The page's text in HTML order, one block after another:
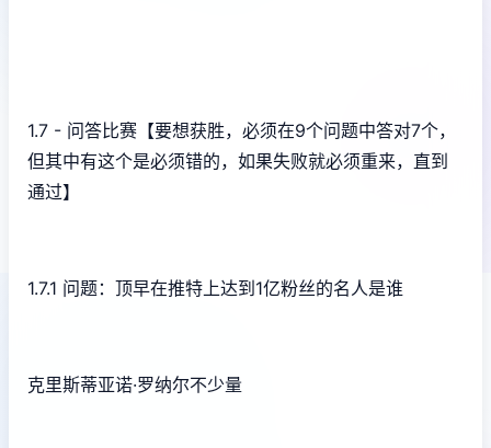
1.7 - 问答比赛【要想获胜，必须在9个问题中答对7个，
但其中有这个是必须错的，如果失败就必须重来，直到
通过】
1.7.1 问题：顶早在推特上达到1亿粉丝的名人是谁
克里斯蒂亚诺·罗纳尔不少量